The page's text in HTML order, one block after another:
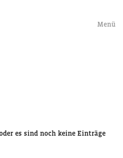
Menü
es sind noch keine Einträge